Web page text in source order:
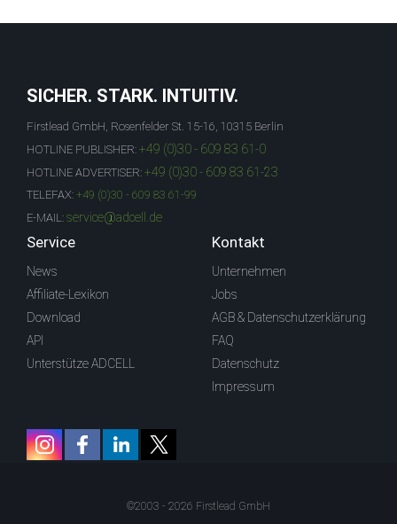
SICHER. STARK. INTUITIV.
Firstlead GmbH, Rosenfelder St. 15-16, 10315 Berlin
HOTLINE PUBLISHER: +49 (0)30 - 609 83 61-0
HOTLINE ADVERTISER: +49 (0)30 - 609 83 61-23
TELEFAX: +49 (0)30 - 609 83 61-99
E-MAIL: service@adcell.de
Service
News
Affiliate-Lexikon
Download
API
Unterstütze ADCELL
Kontakt
Unternehmen
Jobs
AGB & Datenschutzerklärung
FAQ
Datenschutz
Impressum
©2003 - 2026 Firstlead GmbH